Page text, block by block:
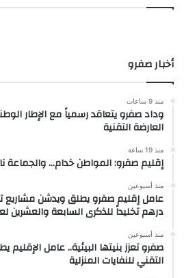
أخبار صفرو
منذ 9 ساعات
وداد صفرو يتعاقد رسمياً مع الإطار
العارضة التقنية
منذ 19 ساعة
إقليم صفرو: المواطن خدام… والجماعة
منذ أسبوعين
درهم تخليداً للذكرى السابعة والعشرين
منذ أسبوعين
صفرو تعزز بنيتها البيئية.. عامل
التقني للنفايات المنزلية